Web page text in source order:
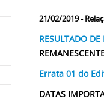
21/02/2019 -
RESULTADO
Errata 01 do
DATAS